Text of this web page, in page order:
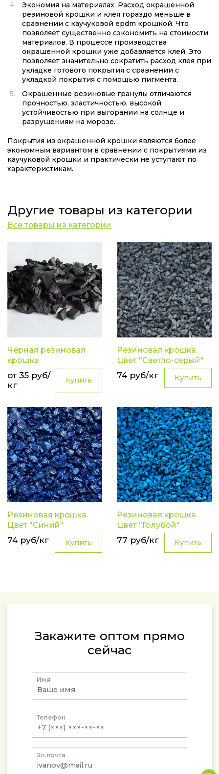
Экономия на материалах. Расход окрашенной
резиновой крошки и клея гораздо меньше в
сравнении с каучуковой epdm крошкой. Что
позволяет существенно сэкономить на стоимости
материалов. В процессе производства
окрашенной крошки уже добавляется клей. Это
позволяет значительно сократить расход клея при
укладке готового покрытия с сравнении с
укладкой покрытия с помощью пигмента.
Окрашенные резиновые гранулы отличаются
прочностью, эластичностью, высокой
устойчивостью при выгорании на солнце и
разрушениям на морозе.
Покрытия из окрашенной крошки являются более
экономным вариантом в сравнении с покрытиями из
каучуковой крошки и практически не уступают по
характеристикам.
Другие товары из категории
Все товары из категории
Чёрная резиновая
крошка
от 35 руб/
кг
Купить
Резиновая крошка.
Цвет "Светло-серый"
74 руб/кг Купить
Резиновая крошка.
Цвет "Синий"
74 руб/кг Купить
Резиновая крошка.
Цвет "Голубой"
77 руб/кг Купить
Закажите оптом прямо
сейчас
Имя
Телефон
Эл.почта